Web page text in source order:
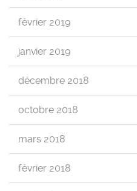
février 2019
janvier 2019
décembre 2018
octobre 2018
mars 2018
février 2018